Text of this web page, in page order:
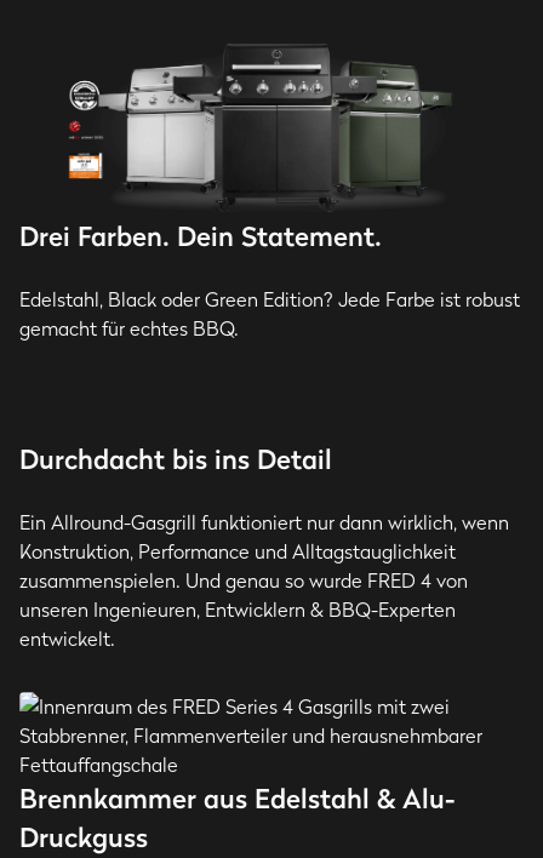
Drei Farben. Dein Statement.
Edelstahl, Black oder Green Edition? Jede Farbe ist robust
gemacht für echtes BBQ.
Durchdacht bis ins Detail
Ein Allround-Gasgrill funktioniert nur dann wirklich, wenn
Konstruktion, Performance und Alltagstauglichkeit
zusammenspielen. Und genau so wurde FRED 4 von
unseren Ingenieuren, Entwicklern & BBQ-Experten
entwickelt.
Brennkammer aus Edelstahl & Alu-
Druckguss